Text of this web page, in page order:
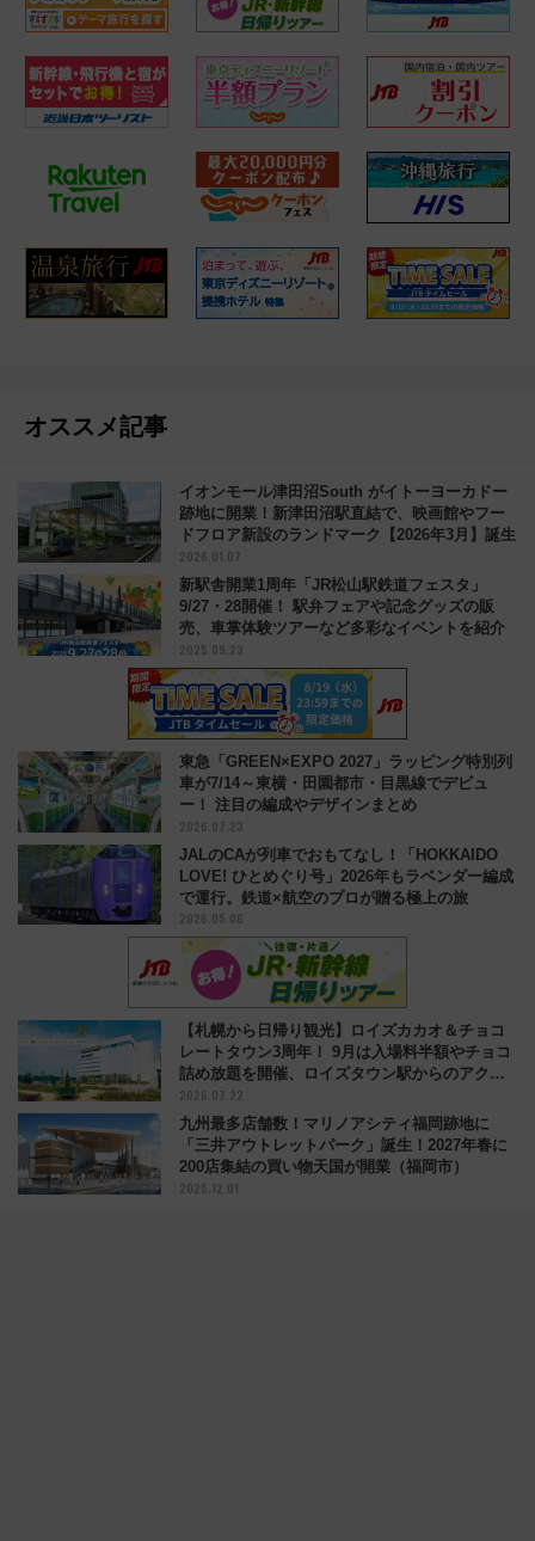
オススメ記事
イオンモール津田沼South がイトーヨーカドー
跡地に開業！新津田沼駅直結で、映画館やフー
ドフロア新設のランドマーク【2026年3月】誕生
2026.01.07
新駅舎開業1周年「JR松山駅鉄道フェスタ」
9/27・28開催！ 駅弁フェアや記念グッズの販
売、車掌体験ツアーなど多彩なイベントを紹介
2025.09.23
東急「GREEN×EXPO 2027」ラッピング特別列
車が7/14～東横・田園都市・目黒線でデビュ
ー！ 注目の編成やデザインまとめ
2026.07.23
JALのCAが列車でおもてなし！「HOKKAIDO
LOVE! ひとめぐり号」2026年もラベンダー編成
で運行。鉄道×航空のプロが贈る極上の旅
2026.05.06
【札幌から日帰り観光】ロイズカカオ＆チョコ
レートタウン3周年！ 9月は入場料半額やチョコ
詰め放題を開催、ロイズタウン駅からのアクセ
スも
2026.07.22
九州最多店舗数！マリノアシティ福岡跡地に
「三井アウトレットパーク」誕生！2027年春に
200店集結の買い物天国が開業（福岡市）
2025.12.01